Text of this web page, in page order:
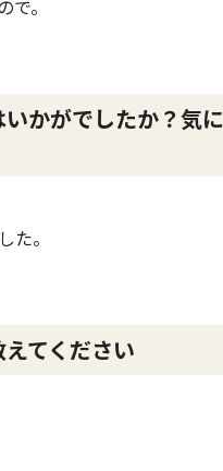
。
かがでしたか？気
た。
てください